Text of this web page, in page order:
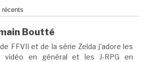
Boutté
FFVII et de la série Zelda j'adore les
vidéo en général et les J-RPG en